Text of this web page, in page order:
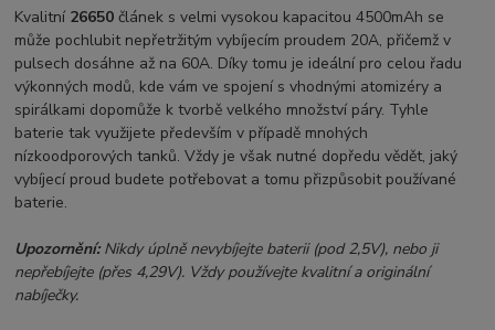
Kvalitní 26650článek s velmi vysokou kapacitou 4500mAh se
může pochlubit nepřetržitým vybíjecím proudem 20A, přičemž v
pulsech dosáhne až na 60A. Díky tomu je ideální pro celou řadu
výkonných modů, kde vám ve spojení s vhodnými atomizéry a
spirálkami dopomůže k tvorbě velkého množství páry. Tyhle
baterie tak využijete především v případě mnohých
nízkoodporových tanků. Vždy je však nutné dopředu vědět, jaký
vybíjecí proud budete potřebovat a tomu přizpůsobit používané
baterie.
Upozornění:Nikdy úplně nevybíjejte baterii (pod 2,5V), nebo ji
nepřebíjejte (přes 4,29V). Vždy používejte kvalitní a originální
nabíječky.